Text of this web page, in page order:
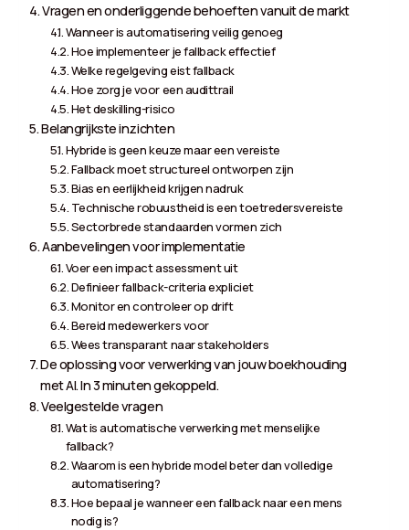
Vragen en onderliggende behoeften vanuit de markt
Wanneer is automatisering veilig genoeg
Hoe implementeer je fallback effectief
Welke regelgeving eist fallback
Hoe zorg je voor een audittrail
Het deskilling-risico
Belangrijkste inzichten
Hybride is geen keuze maar een vereiste
Fallback moet structureel ontworpen zijn
Bias en eerlijkheid krijgen nadruk
Technische robuustheid is een toetredersvereiste
Sectorbrede standaarden vormen zich
Aanbevelingen voor implementatie
Voer een impact assessment uit
Definieer fallback-criteria expliciet
Monitor en controleer op drift
Bereid medewerkers voor
Wees transparant naar stakeholders
De oplossing voor verwerking van jouw boekhouding
met AI. In 3 minuten gekoppeld.
Veelgestelde vragen
Wat is automatische verwerking met menselijke
fallback?
Waarom is een hybride model beter dan volledige
automatisering?
Hoe bepaal je wanneer een fallback naar een mens
nodig is?